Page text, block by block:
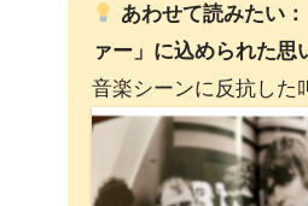
あわせて読みたい
ァー」に込められた思
音楽シーンに反抗した